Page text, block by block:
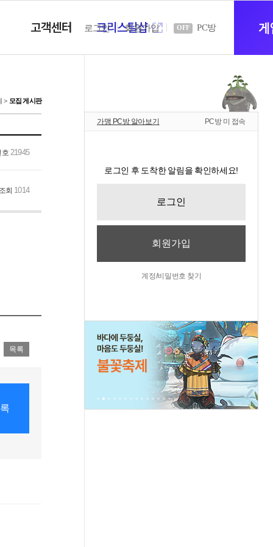
고객센터 크리스탈샵새
로그인 회원가입 OFF PC방
모집 게시판
호21945
조회 1014
가맹 PC방 알아보기 PC방 미 접속
로그인 후 도착한 알림을 확인하세요!
로그인
회원가입
계정/비밀번호 찾기